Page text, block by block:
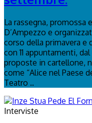
La rassegna, promossa
D’Ampezzo e
corso della primavera e
con 11 appuntamenti,
proposte in cartellone,
come “Alice nel Paese
Teatro ..
Interviste